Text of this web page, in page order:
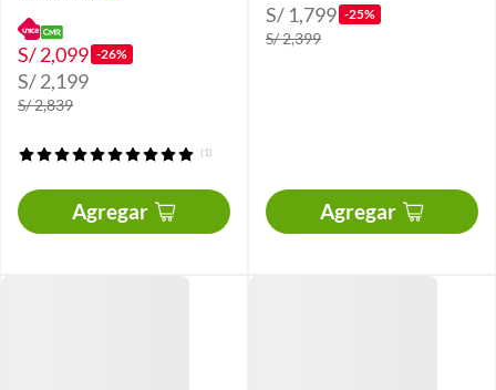
S/ 2,099 -26%
S/ 2,199
S/ 2,839
(1)
Agregar
S/ 1,799 -25%
S/ 2,399
Agregar